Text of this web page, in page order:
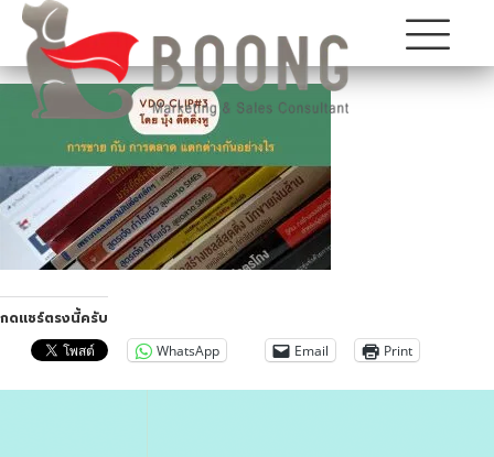
กดแชร์ตรงนี้ครับ
WhatsApp Email Print